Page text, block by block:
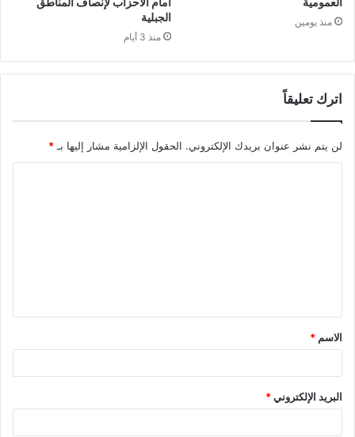
منذ يومين
الجبلية
منذ 3 أيام
اترك تعليقاً
لن يتم نشر عنوان بريدك الإلكتروني. الحقول الإلزامية مشار إليها بـ *
ق
*
الاسم *
البريد الإلكتروني*